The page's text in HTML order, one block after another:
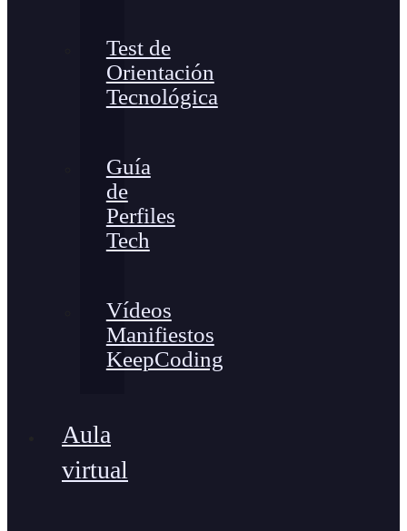
Test de
Orientación
Tecnológica
Guía
de
Perfiles
Tech
Vídeos
Manifiestos
KeepCoding
Aula
virtual